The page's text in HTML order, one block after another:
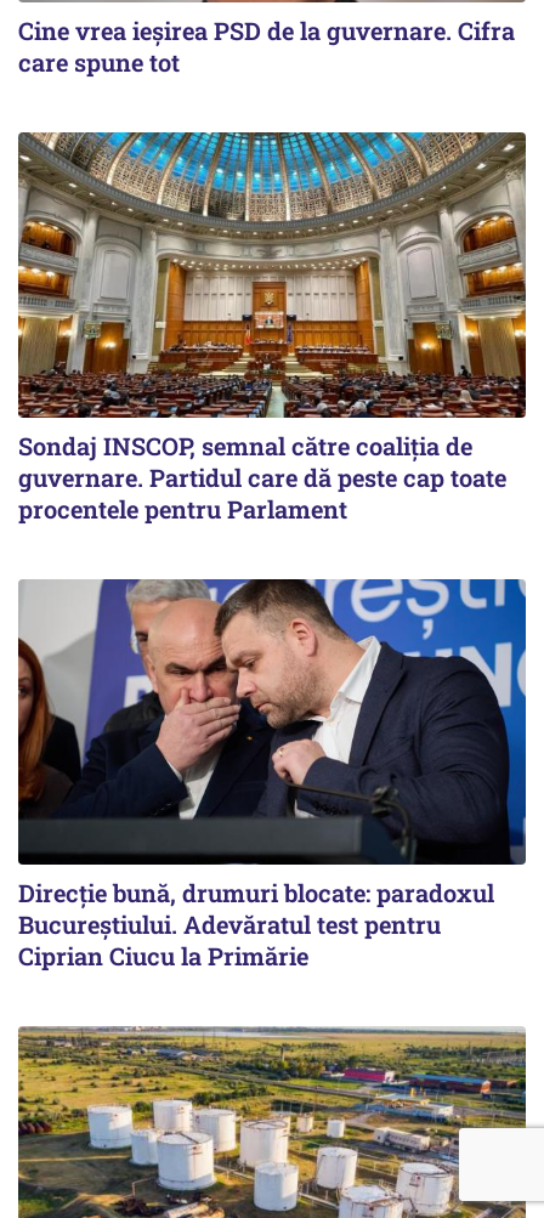
Cine vrea ieșirea PSD de la guvernare. Cifra
care spune tot
Sondaj INSCOP, semnal către coaliția de
guvernare. Partidul care dă peste cap toate
procentele pentru Parlament
Direcție bună, drumuri blocate: paradoxul
Bucureștiului. Adevăratul test pentru
Ciprian Ciucu la Primărie